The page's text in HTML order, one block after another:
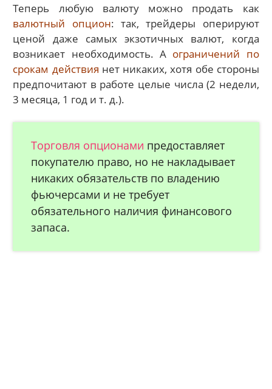
Теперь любую валюту можно продать как
валютный опцион: так, трейдеры оперируют
ценой даже самых экзотичных валют, когда
возникает необходимость. А ограничений по
срокам действия нет никаких, хотя обе стороны
предпочитают в работе целые числа (2 недели,
3 месяца, 1 год и т. д.).
Торговля опционами предоставляет
покупателю право, но не накладывает
никаких обязательств по владению
фьючерсами и не требует
обязательного наличия финансового
запаса.